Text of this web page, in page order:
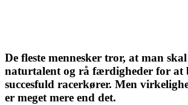
De fleste mennesker tror, at man
naturtalent og rå færdigheder for at
succesfuld racerkører. Men
er meget mere end det.